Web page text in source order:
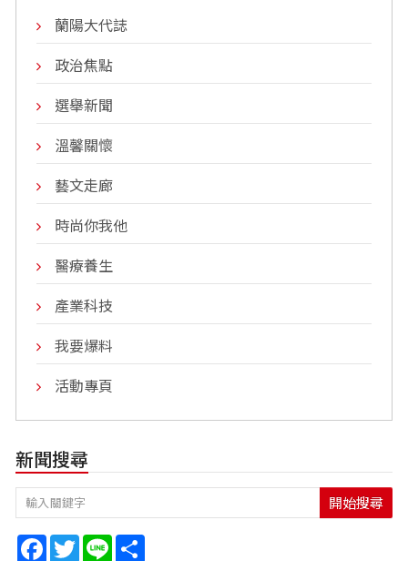
蘭陽大代誌
政治焦點
選舉新聞
溫馨關懷
藝文走廊
時尚你我他
醫療養生
產業科技
我要爆料
活動專頁
新聞搜尋
開始搜尋
Facebook
TwitterLine